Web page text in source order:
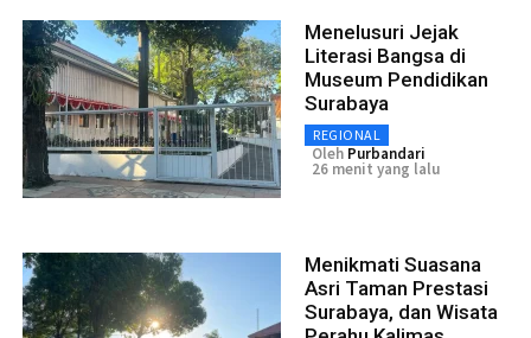
Menelusuri Jejak
Literasi Bangsa di
Museum Pendidikan
Surabaya
REGIONAL
Oleh Purbandari
26 menit yang lalu
Menikmati Suasana
Asri Taman Prestasi
Surabaya, dan Wisata